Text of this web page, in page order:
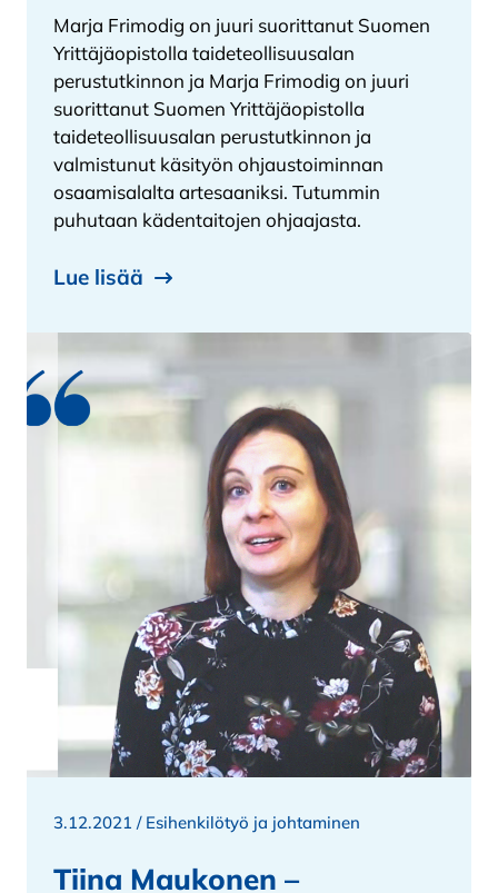
Marja Frimodig on juuri suorittanut Suomen
Yrittäjäopistolla taideteollisuusalan
perustutkinnon ja Marja Frimodig on juuri
suorittanut Suomen Yrittäjäopistolla
taideteollisuusalan perustutkinnon ja
valmistunut käsityön ohjaustoiminnan
osaamisalalta artesaaniksi. Tutummin
puhutaan kädentaitojen ohjaajasta.
Lue lisää
3.12.2021 / Esihenkilötyö ja johtaminen
Tiina Maukonen –